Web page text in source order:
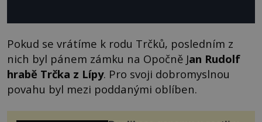
Pokud se vrátíme k rodu Trčků, posledním z
nich byl pánem zámku na Opočně Jan Rudolf
hrabě Trčka z Lípy. Pro svoji dobromyslnou
povahu byl mezi poddanými oblíben.